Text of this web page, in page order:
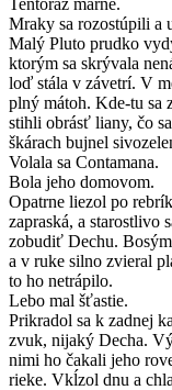
Mraky sa rozostúpili a
Malý Pluto prudko
ktorým sa skrývala
loď stála v závetrí. V
plný mátoh. Kde-tu sa
stihli obrásť liany, čo
škárach bujnel
Volala sa Contamana.
Bola jeho domovom.
Opatrne liezol po
zapraská, a starostlivo
zobudiť Dechu.
a v ruke silno zvieral
to ho netrápilo.
Lebo mal šťastie.
Prikradol sa k zadnej
zvuk, nijaký Decha.
nimi ho čakali jeho
rieke. Vkĺzol dnu a